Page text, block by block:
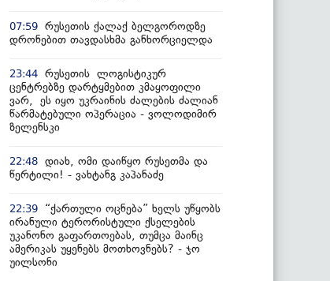
07:59 რუსეთის ქალაქ ბელგოროდზე
დრონებით თავდასხმა განხორციელდა
23:44 რუსეთის ლოგისტიკურ
ცენტრებზე დარტყმებით კმაყოფილი
ვარ, ეს იყო უკრაინის ძალების ძალიან
წარმატებული ოპერაცია - ვოლოდიმირ
ზელენსკი
22:48 დიახ, ომი დაიწყო რუსეთმა და
წერტილი! - ვახტანგ კაპანაძე
22:39
“ქართული ოცნება” ხელს უწყობს
ირანული ტერორისტული ქსელების
უკანონო გაფართოებას, თუმცა მაინც
ამერიკას უყენებს მოთხოვნებს? - ჯო
უილსონი